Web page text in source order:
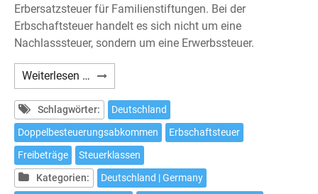
Erbersatzsteuer für Familienstiftungen. Bei der
Erbschaftsteuer handelt es sich nicht um eine
Nachlasssteuer, sondern um eine Erwerbssteuer.
Weiterlesen … Deutsche
Erbschaftsteuer
Schlagwörter:
Deutschland
Doppelbesteuerungsabkommen
Erbschaftsteuer
Freibeträge
Steuerklassen
Kategorien:
Deutschland | Germany